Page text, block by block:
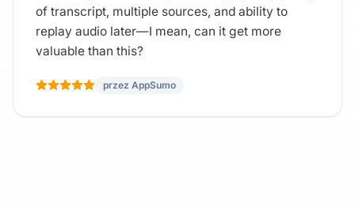
of transcript, multiple sources, and ability to
replay audio later—I mean, can it get more
valuable than this?
przez AppSumo